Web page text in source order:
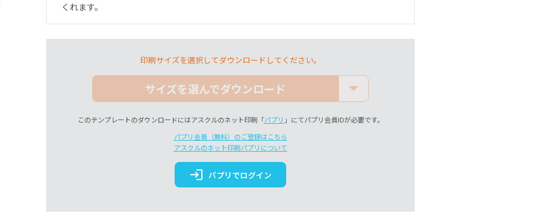
くれます。
印刷サイズを選択してダウンロードしてください。
サイズを選んでダウンロード
このテンプレートのダウンロードにはアスクルのネット印刷「パプリ 」にてパプリ会員IDが必要です。
パプリ会員（無料）のご登録はこちら
アスクルのネット印刷パプリについて
login パプリでログイン